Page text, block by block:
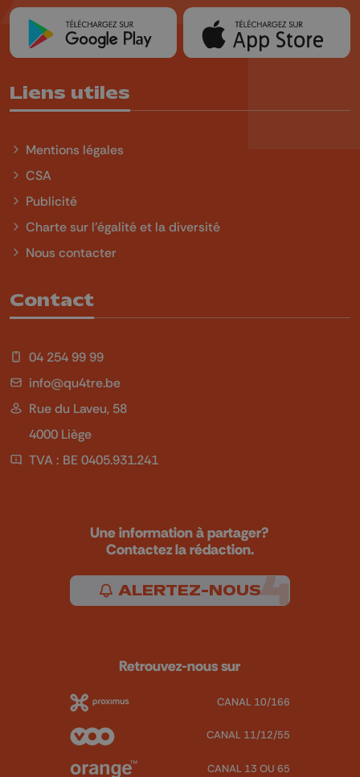
Liens utiles
Mentions légales
CSA
Publicité
Charte sur l'égalité et la diversité
Nous contacter
Contact
04 254 99 99
info@qu4tre.be
Rue du Laveu, 58
4000 Liège
TVA : BE 0405.931.241
Une information à partager?
Contactez la rédaction.
ALERTEZ-NOUS
Retrouvez-nous sur
CANAL 10/166
CANAL 11/12/55
CANAL 13 OU 65